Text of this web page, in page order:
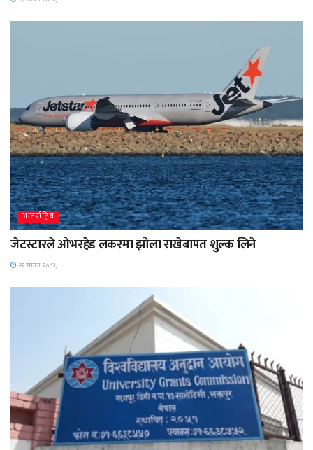
अन्तर्राष्ट्रिय
जेटस्टारले ओभरहेड लकरमा झोला राखेबापत शुल्क लिने
२१ साउन २०८३,